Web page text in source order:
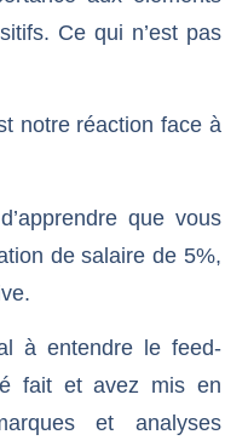
Ce qui n’est pas
notre réaction face à
que vous
de salaire de 5%,
à entendre le feed-
fait et avez mis en
et analyses